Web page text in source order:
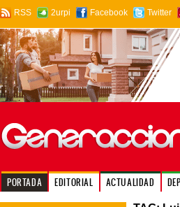
RSS 2urpi Facebook Twitter
PORTADA EDITORIAL ACTUALIDAD